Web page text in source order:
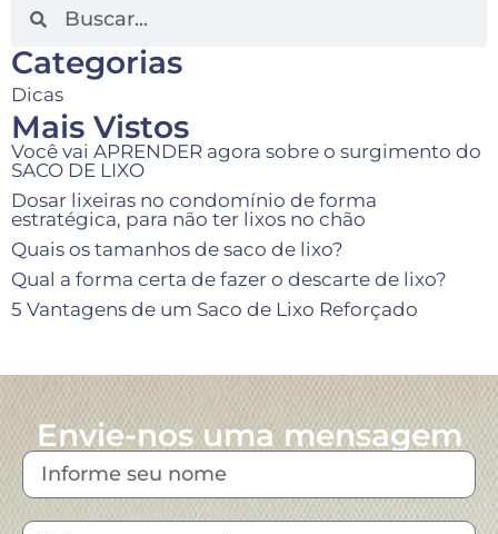
Categorias
Dicas
Mais Vistos
Você vai APRENDER agora sobre o surgimento do
SACO DE LIXO
Dosar lixeiras no condomínio de forma
estratégica, para não ter lixos no chão
Quais os tamanhos de saco de lixo?
Qual a forma certa de fazer o descarte de lixo?
5 Vantagens de um Saco de Lixo Reforçado
Envie-nos uma mensagem